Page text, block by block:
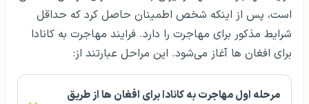
است، پس از اینکه شخص اطمینان حاصل کرد که حداقل
شرایط مذکور برای مهاجرت را دارد. فرایند مهاجرت به کانادا
برای افغان ها آغاز می‌شود. این مراحل عبارتند از:
مرحله‌ اول مهاجرت به کانادا برای افغان ها از طریق